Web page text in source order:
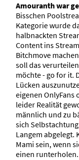
Amouranth war
Bisschen
Kategorie wurde
halbnackten
Content ins
Bitchmove
soll das
möchte - go for it.
Lücken
eigenen OnlyFans
leider Realität
männlich und zu
sich
Langem abgelegt.
Mami sein, wenn
einen runterholen.